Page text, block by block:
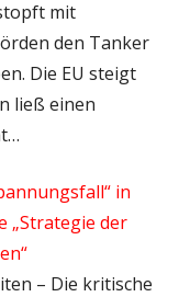
mit
den Tanker
Die EU steigt
ließ einen
in
„Strategie der
– Die kritische